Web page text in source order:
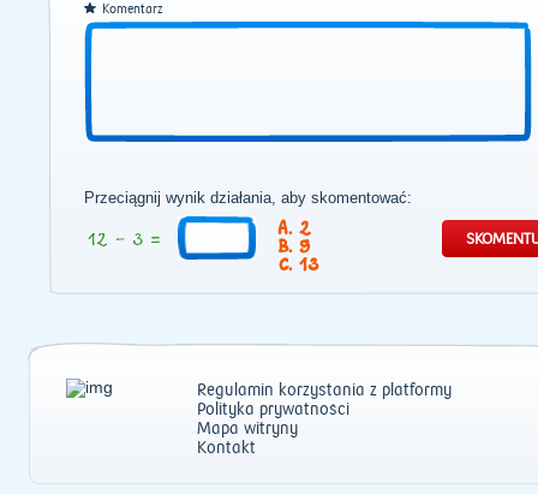
Komentarz
Przeciągnij wynik działania, aby skomentować:
2
9
13
Regulamin korzystania z platformy
Polityka prywatności
Mapa witryny
Kontakt